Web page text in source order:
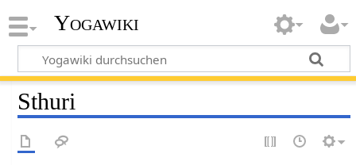
Yogawiki
Sthuri